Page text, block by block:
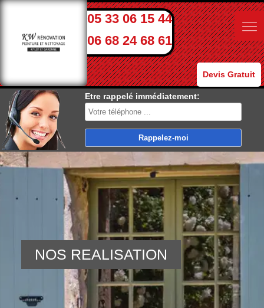
05 33 06 15 44
06 68 24 68 61
Devis Gratuit
Etre rappelé immédiatement:
NOS REALISATION